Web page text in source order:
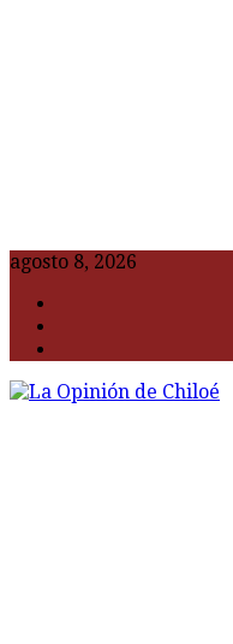
agosto 8, 2026